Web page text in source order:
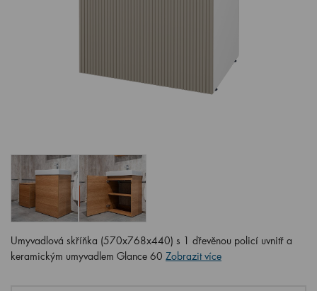
Umyvadlová skříňka (570x768x440) s 1 dřevěnou policí uvnitř a
keramickým umyvadlem Glance 60 Zobrazit více